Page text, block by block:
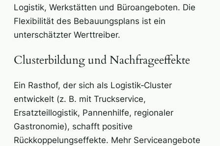
Logistik, Werkstätten und Büroangeboten. Die
Flexibilität des Bebauungsplans ist ein
unterschätzter Werttreiber.
Clusterbildung und Nachfrageeffekte
Ein Rasthof, der sich als Logistik‑Cluster
entwickelt (z. B. mit Truckservice,
Ersatzteillogistik, Pannenhilfe, regionaler
Gastronomie), schafft positive
Rückkoppelungseffekte. Mehr Serviceangebote